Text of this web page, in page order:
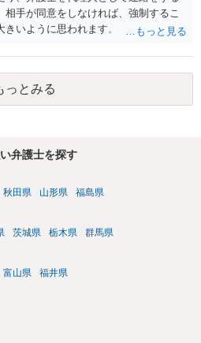
結婚期間中に築いた財産を、原則と
、 結婚していない場合は、財産分与
の場合は、財産分与は認められませ
それを解消した場合は、財産分与が認
要だとしても （ご記載の内容だけでは
分与が必要な可能性は低いと思います
期間について認められるものですの
ンの差額が財産分与の対象になり得ま
た場合は、 そもそも、財産分与の対
なった場合にどうすべきか 養育費や
停・審判になりますが、 その場合
な主張をしていくといいですよ。 ご
談されて、今後の対応についてアド
たします。 ご参考にしていただけま
相手が同意をしなければ、強制するこ
いように思われます。
っとみる
弁護士を探す
秋田県 山形県 福島県
茨城県 栃木県 群馬県
富山県 福井県